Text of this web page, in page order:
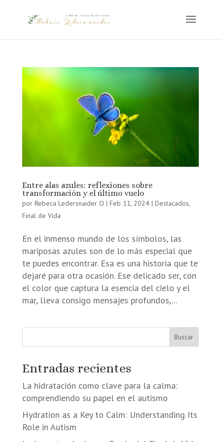
Entre alas azules: reflexiones sobre
transformación y el último vuelo
por Rebeca Ledersnaider O | Feb 11, 2024| Destacados
Final de Vida
En el inmenso mundo de los símbolos, las
mariposas azules son de lo más especial que
te puedes encontrar. Esa es una historia que te
dejaré para otra ocasión. Ese delicado ser, con
el color que captura la esencia del cielo y el
mar, lleva consigo mensajes profundos,...
Buscar
Entradas recientes
La hidratación como clave para la calma:
comprendiendo su papel en el autismo
Hydration as a Key to Calm: Understanding Its
Role in Autism